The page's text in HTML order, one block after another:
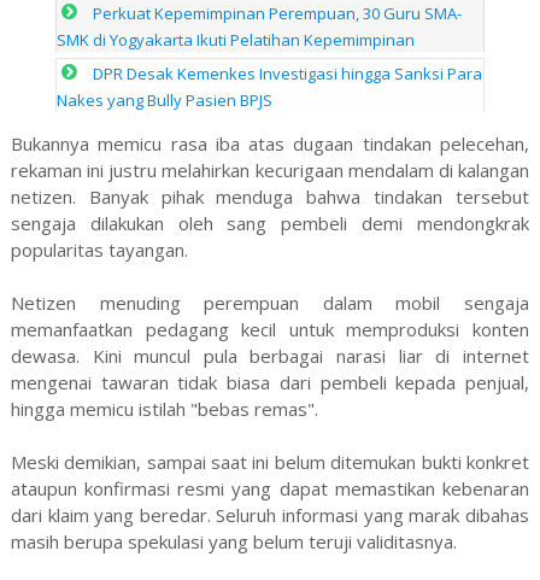
Perkuat Kepemimpinan Perempuan, 30 Guru SMA-
SMK di Yogyakarta Ikuti Pelatihan Kepemimpinan
DPR Desak Kemenkes Investigasi hingga Sanksi Para
Nakes yang Bully Pasien BPJS
Bukannya memicu rasa iba atas dugaan tindakan pelecehan,
rekaman ini justru melahirkan kecurigaan mendalam di kalangan
netizen. Banyak pihak menduga bahwa tindakan tersebut
sengaja dilakukan oleh sang pembeli demi mendongkrak
popularitas tayangan.
Netizen menuding perempuan dalam mobil sengaja
memanfaatkan pedagang kecil untuk memproduksi konten
dewasa. Kini muncul pula berbagai narasi liar di internet
mengenai tawaran tidak biasa dari pembeli kepada penjual,
hingga memicu istilah "bebas remas".
Meski demikian, sampai saat ini belum ditemukan bukti konkret
ataupun konfirmasi resmi yang dapat memastikan kebenaran
dari klaim yang beredar. Seluruh informasi yang marak dibahas
masih berupa spekulasi yang belum teruji validitasnya.